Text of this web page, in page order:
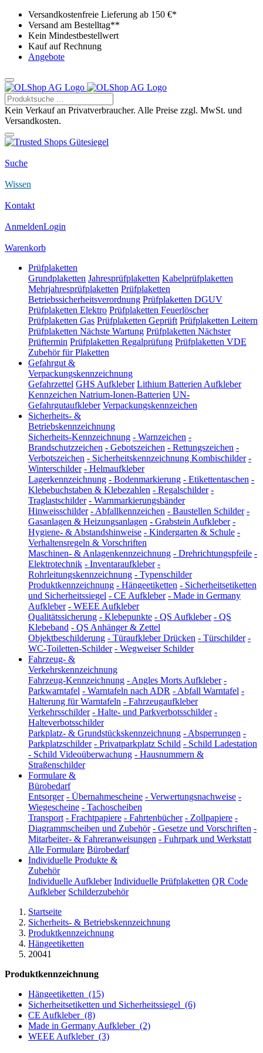
Versandkostenfreie Lieferung ab 150 €*
Versand am Bestelltag**
Kein Mindestbestellwert
Kauf auf Rechnung
Angebote
Kein Verkauf an Privatverbraucher. Alle Preise zzgl. MwSt. und
Versandkosten.
Suche
Wissen
Kontakt
AnmeldenLogin
Warenkorb
Prüfplaketten
Grundplaketten Jahresprüfplaketten Kabelprüfplaketten
Mehrjahresprüfplaketten Prüfplaketten
Betriebssicherheitsverordnung Prüfplaketten DGUV
Prüfplaketten Elektro Prüfplaketten Feuerlöscher
Prüfplaketten Gas Prüfplaketten Geprüft Prüfplaketten Leitern
Prüfplaketten Nächste Wartung Prüfplaketten Nächster
Prüftermin Prüfplaketten Regalprüfung Prüfplaketten VDE
Zubehör für Plaketten
Gefahrgut &
Verpackungskennzeichnung
Gefahrzettel GHS Aufkleber Lithium Batterien Aufkleber
Kennzeichen Natrium-Ionen-Batterien UN-
Gefahrgutaufkleber Verpackungskennzeichen
Sicherheits- &
Betriebskennzeichnung
Sicherheits-Kennzeichnung - Warnzeichen -
Brandschutzzeichen - Gebotszeichen - Rettungszeichen -
Verbotszeichen - Sicherheitskennzeichnung Kombischilder -
Winterschilder - Helmaufkleber
Lagerkennzeichnung - Bodenmarkierung - Etikettentaschen -
Klebebuchstaben & Klebezahlen - Regalschilder -
Traglastschilder - Warnmarkierungsbänder
Hinweisschilder - Abfallkennzeichen - Baustellen Schilder -
Gasanlagen & Heizungsanlagen - Grabstein Aufkleber -
Hygiene- & Abstandshinweise - Kindergarten & Schule -
Verhaltensregeln & Vorschriften
Maschinen- & Anlagenkennzeichnung - Drehrichtungspfeile -
Elektrotechnik - Inventaraufkleber -
Rohrleitungskennzeichnung - Typenschilder
Produktkennzeichnung - Hängeetiketten - Sicherheitsetiketten
und Sicherheitssiegel - CE Aufkleber - Made in Germany
Aufkleber - WEEE Aufkleber
Qualitätssicherung - Klebepunkte - QS Aufkleber - QS
Klebeband - QS Anhänger & Zettel
Objektbeschilderung - Türaufkleber Drücken - Türschilder -
WC-Toiletten-Schilder - Wegweiser Schilder
Fahrzeug- &
Verkehrskennzeichnung
Fahrzeug-Kennzeichnung - Angles Morts Aufkleber -
Parkwarntafel - Warntafeln nach ADR - Abfall Warntafel -
Halterung für Warntafeln - Fahrzeugaufkleber
Verkehrsschilder - Halte- und Parkverbotsschilder -
Halteverbotsschilder
Parkplatz- & Grundstückskennzeichnung - Absperrungen -
Parkplatzschilder - Privatparkplatz Schild - Schild Ladestation
- Schild Videoüberwachung - Hausnummern &
Straßenschilder
Formulare &
Bürobedarf
Entsorger - Übernahmescheine - Verwertungsnachweise -
Wiegescheine - Tachoscheiben
Transport - Frachtpapiere - Fahrtenbücher - Zollpapiere -
Diagrammscheiben und Zubehör - Gesetze und Vorschriften -
Mitarbeiter- & Fahreranweisungen - Fuhrpark und Werkstatt
Alle Formulare Bürobedarf
Individuelle Produkte &
Zubehör
Individuelle Aufkleber Individuelle Prüfplaketten QR Code
Aufkleber Schilderzubehör
Startseite
Sicherheits- & Betriebskennzeichnung
Produktkennzeichnung
Hängeetiketten
20041
Produktkennzeichnung
Hängeetiketten (15)
Sicherheitsetiketten und Sicherheitssiegel (6)
CE Aufkleber (8)
Made in Germany Aufkleber (2)
WEEE Aufkleber (3)